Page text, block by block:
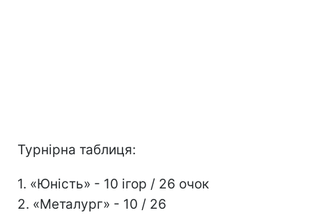
Турнірна таблиця:
1. «Юність» - 10 ігор / 26 очок
2. «Металург» - 10 / 26